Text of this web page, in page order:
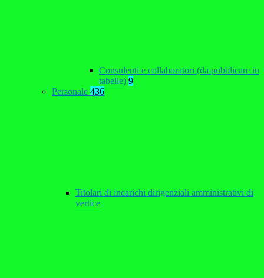
Consulenti e collaboratori (da pubblicare in
tabelle) 9
Personale 436
Titolari di incarichi dirigenziali amministrativi di
vertice